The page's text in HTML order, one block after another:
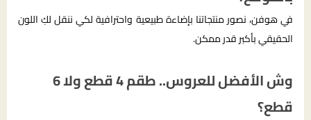
في هوفن، نصور منتجاتنا بإضاءة طبيعية واحترافية لكي ننقل لكِ اللون
الحقيقي بأكبر قدر ممكن.
وش الأفضل للعروس.. طقم 4 قطع ولا 6
قطع؟